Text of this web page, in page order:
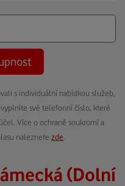
s individuální nabídkou služeb,
své telefonní číslo, které
Více o ochraně soukromí a
naleznete zde
(Dolní